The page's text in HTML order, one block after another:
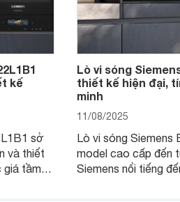
kế
sở
và thiết
giá tầm
Lò vi sóng
thiết kế hiện đại,
minh
11/08/2025
Lò vi sóng Siemens
model cao cấp đến
Siemens nổi tiếng